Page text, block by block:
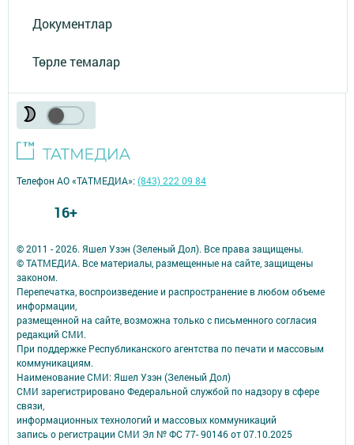
Документлар
Төрле темалар
© 2011 - 2026. Яшел Узэн (Зеленый Дол). Все права защищены.
© ТАТМЕДИА. Все материалы, размещенные на сайте, защищены
законом.
Перепечатка, воспроизведение и распространение в любом объеме
информации,
размещенной на сайте, возможна только с письменного согласия
редакций СМИ.
При поддержке Республиканского агентства по печати и массовым
коммуникациям.
Наименование СМИ: Яшел Узэн (Зеленый Дол)
СМИ зарегистрировано Федеральной службой по надзору в сфере
связи,
информационных технологий и массовых коммуникаций
запись о регистрации СМИ Эл № ФС 77- 90146 от 07.10.2025
Телефон АО «ТАТМЕДИА»:(843) 222 09 84
16+